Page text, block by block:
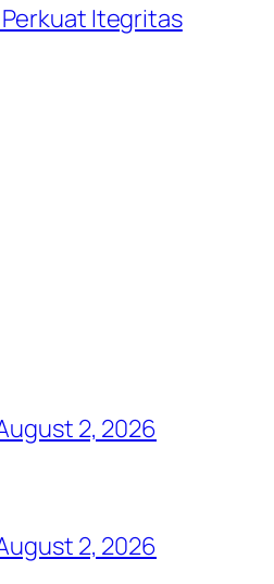
Perkuat Itegritas
2, 2026
2, 2026